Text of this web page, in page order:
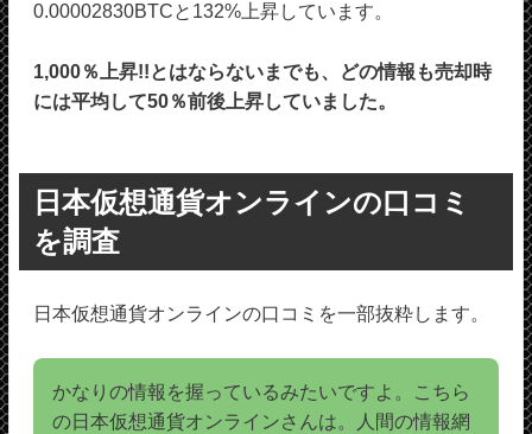
0.00002830BTCと132%上昇しています。
1,000％上昇!!とはならないまでも、どの情報も売却時
には平均して50％前後上昇していました。
日本仮想通貨オンラインの口コミ
を調査
日本仮想通貨オンラインの口コミを一部抜粋します。
かなりの情報を握っているみたいですよ。こちら
の日本仮想通貨オンラインさんは。人間の情報網